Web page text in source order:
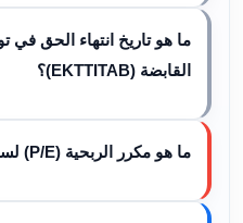
ما هو تاريخ انتهاء الحق في
القابضة (EKTTITAB)؟
ما هو مكرر الربحية (P/E) لسهم اكتتاب القابضة؟